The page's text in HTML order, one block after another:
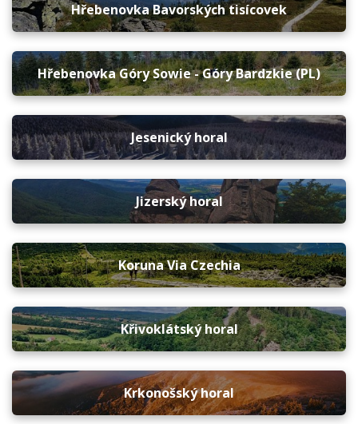
Hřebenovka Bavorských tisícovek
Hřebenovka Góry Sowie - Góry Bardzkie (PL)
Jesenický horal
Jizerský horal
Koruna Via Czechia
Křivoklátský horal
Krkonošský horal